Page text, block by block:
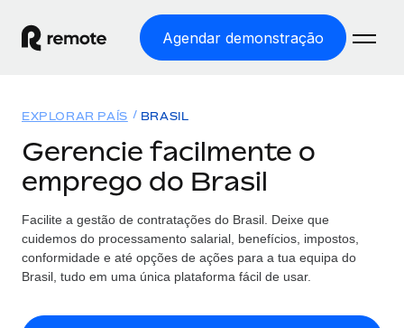
Agendar demonstração
EMPREGO GLOBAL
Processamento Salarial
Processamento salarial fácil e em conformidade
Employer of Record
entidades
Soluções
COBERTURA GLOBAL
Explorador de países
Encontra apoio para emprego global por país
Comparar a Remote
Preçário
EXPLORAR PAÍS BRASIL
Gerencie facilmente o
emprego do Brasil
Facilite a gestão de contratações do Brasil. Deixe que
cuidemos do processamento salarial, benefícios, impostos,
conformidade e até opções de ações para a tua equipa do
Brasil, tudo em uma única plataforma fácil de usar.